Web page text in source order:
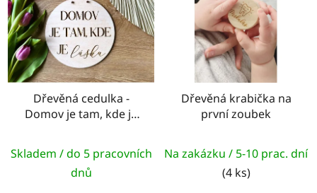
Dřevěná cedulka -
Domov je tam, kde je
Skladem / do 5 pracovních
dnů
Dřevěná krabička na
první zoubek
Na zakázku / 5-10 prac. dní
(4 ks)